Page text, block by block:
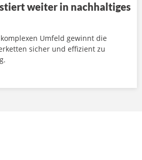
weiter in nachhaltiges
Umfeld gewinnt die
sicher und effizient zu